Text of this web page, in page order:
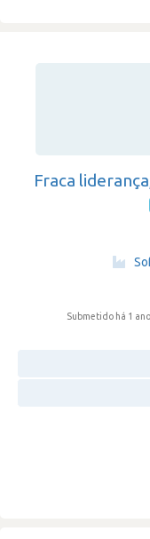
Fraca
Submetido há 1